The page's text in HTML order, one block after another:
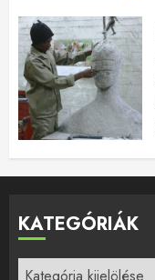
KATEGÓRIÁK
Kategóriák